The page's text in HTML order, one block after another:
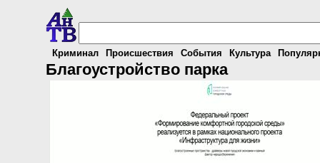
Криминал Происшествия События Культура
Благоустройство парка